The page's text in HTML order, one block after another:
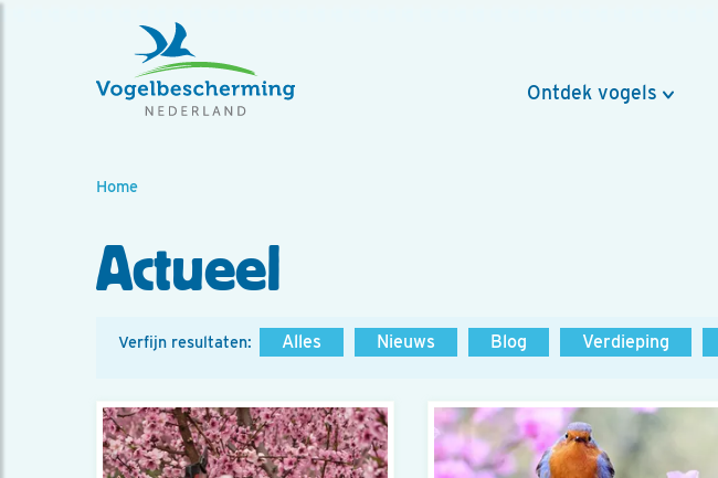
Ontdek vogels
Home
Actueel
Verfijn resultaten: Alles Nieuws Blog Verdieping